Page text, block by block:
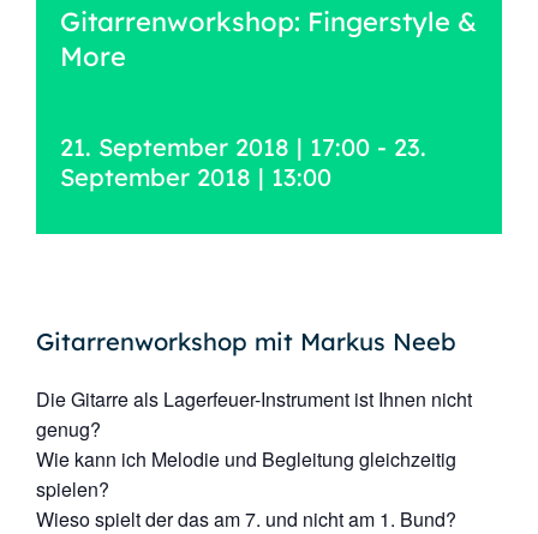
Gitarrenworkshop: Fingerstyle &
More
21. September 2018 | 17:00 - 23.
September 2018 | 13:00
Gitarrenworkshop mit Markus Neeb
Die Gitarre als Lagerfeuer-Instrument ist Ihnen nicht
genug?
Wie kann ich Melodie und Begleitung gleichzeitig
spielen?
Wieso spielt der das am 7. und nicht am 1. Bund?